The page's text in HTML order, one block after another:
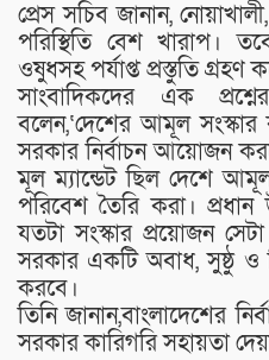
প্রেস সচিব জানান,
পরিস্থিতি বেশ খারাপ।
ওষুধসহ পর্যাপ্ত প্রস্তুতি গ্রহণ
সাংবাদিকদের এক
বলেন,‘দেশের আমূল সংস্কার
সরকার নির্বাচন আয়োজন
মূল ম্যান্ডেট ছিল দেশে
পরিবেশ তৈরি করা। প্রধান
যতটা সংস্কার প্রয়োজন
সরকার একটি অবাধ, সুষ্ঠু ও
করবে।
তিনি জানান,বাংলাদেশের
সরকার কারিগরি সহায়তা